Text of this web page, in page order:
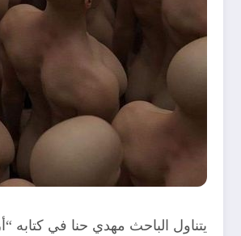
يتناول الباحث مهدي حنا في كتابه